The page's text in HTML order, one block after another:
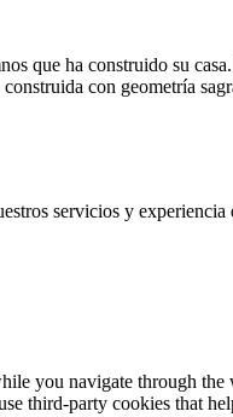
que ha construido su
con geometría
servicios y
you navigate through
third-party cookies that